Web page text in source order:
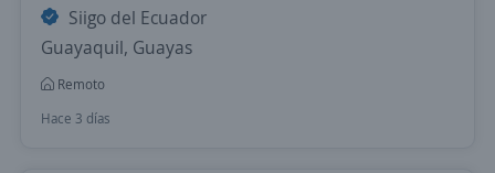
Siigo del Ecuador
Guayaquil, Guayas
Remoto
Hace 3 días